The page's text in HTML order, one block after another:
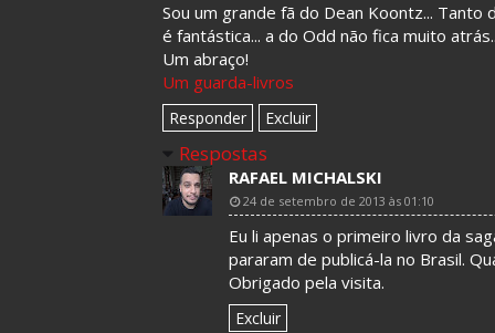
Sou um grande fã do Dean Koontz...
é fantástica... a do Odd não fica muito
Um abraço!
Um guarda-livros
Responder Excluir
Respostas
RAFAEL MICHALSKI
24 de setembro de 2013 às 01:10
Eu li apenas o primeiro livro da
pararam de publicá-la no Brasil.
Obrigado pela visita.
Excluir